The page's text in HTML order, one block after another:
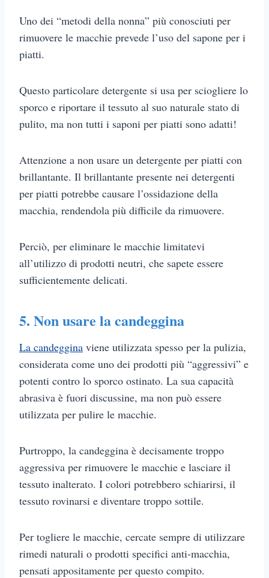
Uno dei “metodi della nonna” più conosciuti per
rimuovere le macchie prevede l’uso del sapone per i
piatti.
Questo particolare detergente si usa per sciogliere lo
sporco e riportare il tessuto al suo naturale stato di
pulito, ma non tutti i saponi per piatti sono adatti!
Attenzione a non usare un detergente per piatti con
brillantante. Il brillantante presente nei detergenti
per piatti potrebbe causare l’ossidazione della
macchia, rendendola più difficile da rimuovere.
Perciò, per eliminare le macchie limitatevi
all’utilizzo di prodotti neutri, che sapete essere
sufficientemente delicati.
5. Non usare la candeggina
La candeggina viene utilizzata spesso per la pulizia,
considerata come uno dei prodotti più “aggressivi” e
potenti contro lo sporco ostinato. La sua capacità
abrasiva è fuori discussine, ma non può essere
utilizzata per pulire le macchie.
Purtroppo, la candeggina è decisamente troppo
aggressiva per rimuovere le macchie e lasciare il
tessuto inalterato. I colori potrebbero schiarirsi, il
tessuto rovinarsi e diventare troppo sottile.
Per togliere le macchie, cercate sempre di utilizzare
rimedi naturali o prodotti specifici anti-macchia,
pensati appositamente per questo compito.